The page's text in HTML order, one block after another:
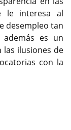
le interesa al
desempleo tan
es un
ilusiones de
con la